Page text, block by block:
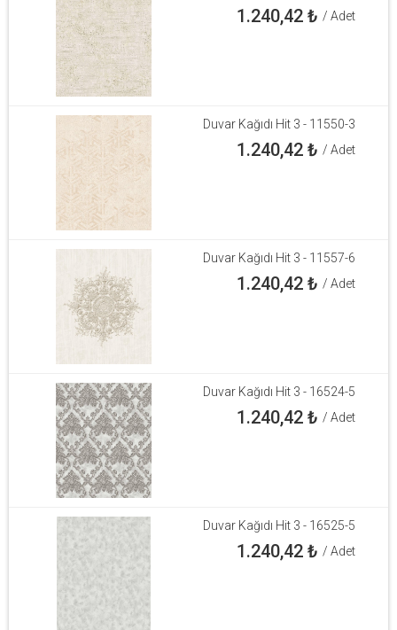
1.240,42₺ / Adet
Duvar Kağıdı Hit 3 - 11550-3
1.240,42₺ / Adet
Duvar Kağıdı Hit 3 - 11557-6
1.240,42₺ / Adet
Duvar Kağıdı Hit 3 - 16524-5
1.240,42₺ / Adet
Duvar Kağıdı Hit 3 - 16525-5
1.240,42₺ / Adet